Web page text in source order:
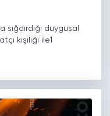
duygusal
kişiliği ile1